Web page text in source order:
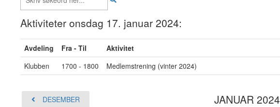
Aktiviteter onsdag 17. januar 2024:
Avdeling Fra - Til
Aktivitet
Klubben
1700 - 1800 Medlemstrening (vinter 2024)
DESEMBER JANUAR 2024